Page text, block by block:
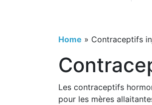
Home » Contraceptifs
Les contraceptifs
pour les mères